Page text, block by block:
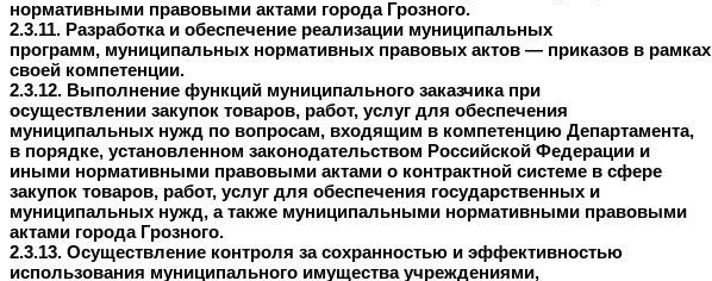
нормативными правовыми актами города Грозного.
2.3.11. Разработка и обеспечение реализации муниципальных
программ, муниципальных нормативных правовых актов — приказов в рамках
своей компетенции.
2.3.12. Выполнение функций муниципального заказчика при
осуществлении закупок товаров, работ, услуг для обеспечения
муниципальных нужд по вопросам, входящим в компетенцию Департамента,
в порядке, установленном законодательством Российской Федерации и
иными нормативными правовыми актами о контрактной системе в сфере
закупок товаров, работ, услуг для обеспечения государственных и
муниципальных нужд, а также муниципальными нормативными правовыми
актами города Грозного.
2.3.13. Осуществление контроля за сохранностью и эффективностью
использования муниципального имущества учреждениями,